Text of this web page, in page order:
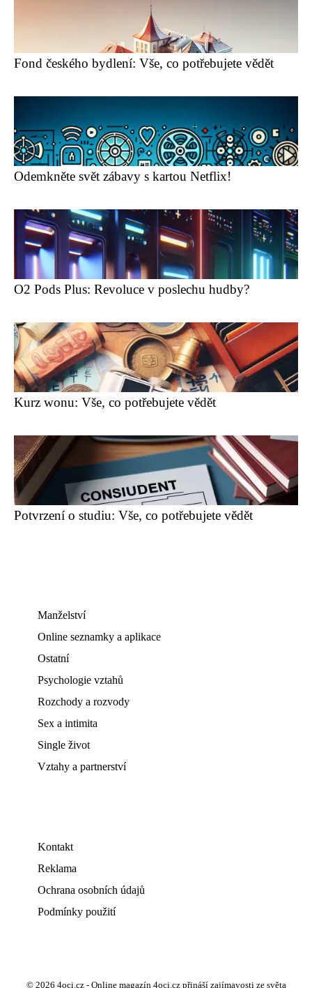
Fond českého bydlení: Vše, co potřebujete vědět
Odemkněte svět zábavy s kartou Netflix!
O2 Pods Plus: Revoluce v poslechu hudby?
Kurz wonu: Vše, co potřebujete vědět
Potvrzení o studiu: Vše, co potřebujete vědět
Manželství
Online seznamky a aplikace
Ostatní
Psychologie vztahů
Rozchody a rozvody
Sex a intimita
Single život
Vztahy a partnerství
Kontakt
Reklama
Ochrana osobních údajů
Podmínky použití
© 2026 4oci.cz - Online magazín 4oci.cz přináší zajímavosti ze světa